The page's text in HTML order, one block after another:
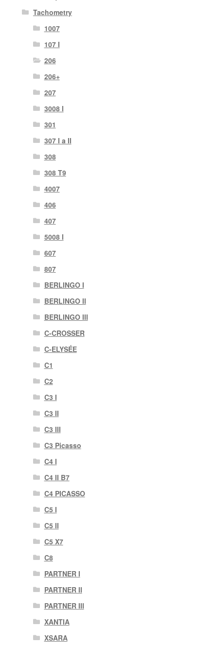
Tachometry
1007
107 I
206
206+
207
3008 I
301
307 I a II
308
308 T9
4007
406
407
5008 I
607
807
BERLINGO I
BERLINGO II
BERLINGO III
C-CROSSER
C-ELYSÉE
C1
C2
C3 I
C3 II
C3 III
C3 Picasso
C4 I
C4 II B7
C4 PICASSO
C5 I
C5 II
C5 X7
C8
PARTNER I
PARTNER II
PARTNER III
XANTIA
XSARA